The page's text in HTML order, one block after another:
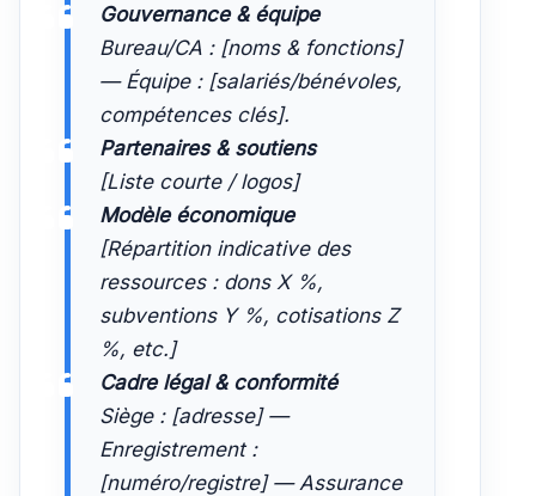
Gouvernance & équipe
Bureau/CA : [noms & fonctions]
— Équipe : [salariés/bénévoles,
compétences clés].
Partenaires & soutiens
[Liste courte / logos]
Modèle économique
[Répartition indicative des
ressources : dons X %,
subventions Y %, cotisations Z
%, etc.]
Cadre légal & conformité
Siège : [adresse] —
Enregistrement :
[numéro/registre] — Assurance